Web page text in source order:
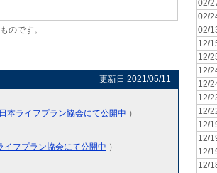
のです。
更新日 2021/05/11
日本ライフプラン協会にて公開中 ）
イフプラン協会にて公開中 ）
02/
02/
02/
12/
12/
12/
12/
12/
12/
12/
12/
12/
12/